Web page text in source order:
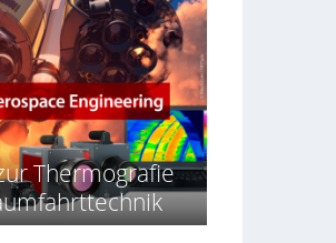
Thermografie